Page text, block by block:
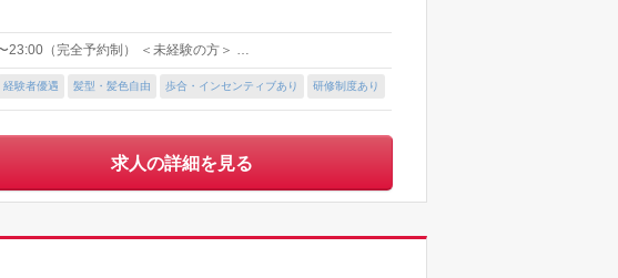
23:00（完全予約制） ＜未経験の方＞ …
経験者優遇 髪型・髪色自由 歩合・インセンティブあり 研修制度あり
求人の詳細を見る